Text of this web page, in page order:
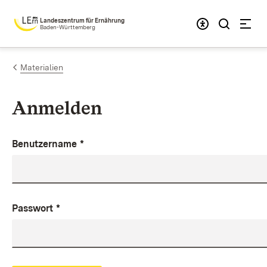
Zum Inhalt springen
Landeszentrum für Ernährung
Baden-Württemberg
Materialien
Anmelden
Benutzername *
Passwort *